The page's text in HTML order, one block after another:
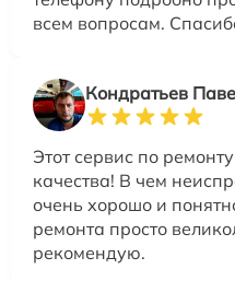
всем вопросам.
Кондратьев
Этот сервис по
качества! В чем
очень хорошо и
ремонта просто
рекомендую.